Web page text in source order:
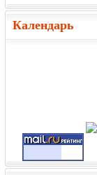
Календарь